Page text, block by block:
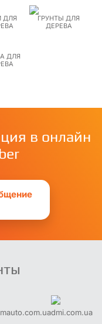
ДЛЯ
ГРУНТЫ ДЛЯ
ДЕРЕВА
ДЛЯ
в онлайн
dmi.com.ua